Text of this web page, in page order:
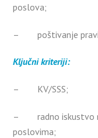
poslova;
– poštivanje
Ključni kriteriji:
– KV/SSS;
– radno iskustvo
poslovima;